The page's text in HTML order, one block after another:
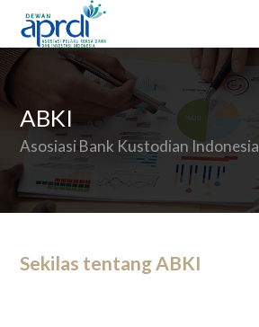
ABKI
Asosiasi Bank Kustodian Indonesia
Sekilas tentang ABKI